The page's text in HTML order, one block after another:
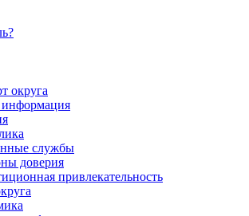
округа
службы
доверия
привлекательность